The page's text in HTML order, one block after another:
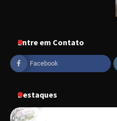
Entre em Contato
Facebook
Destaques
no dia 17 de
em Uberlândia